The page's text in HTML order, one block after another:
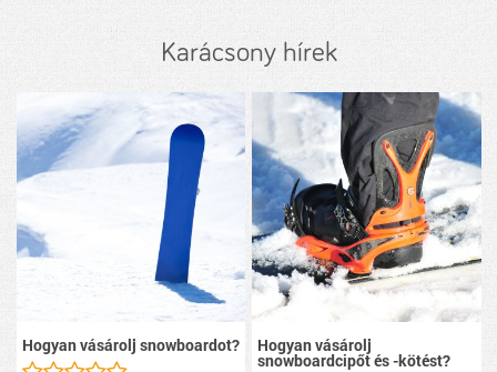
Karácsony hírek
Hogyan vásárolj snowboardot? Hogyan vásárolj
snowboardcipőt és -kötést?